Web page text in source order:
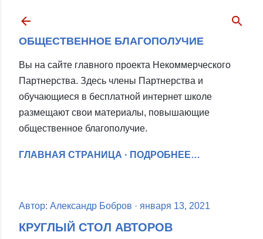
ОБЩЕСТВЕННОЕ БЛАГОПОЛУЧИЕ
Вы на сайте главного проекта Некоммерческого
Партнерства. Здесь члены Партнерства и
обучающиеся в бесплатной интернет школе
размещают свои материалы, повышающие
общественное благополучие.
ГЛАВНАЯ СТРАНИЦА ПОДРОБНЕЕ…
Автор: Александр Бобров января 13, 2021
КРУГЛЫЙ СТОЛ АВТОРОВ